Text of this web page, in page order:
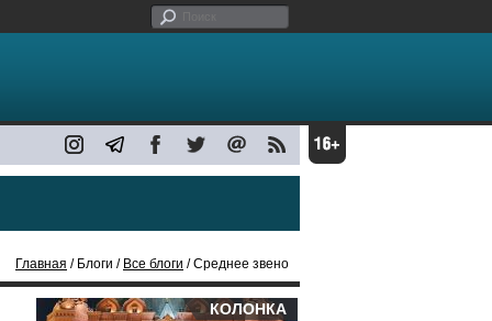
Главная / Блоги / Все блоги / Среднее звено
КОЛОНКА